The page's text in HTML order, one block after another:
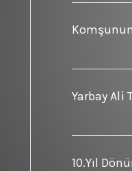
Yarbay Ali
10.Yıl